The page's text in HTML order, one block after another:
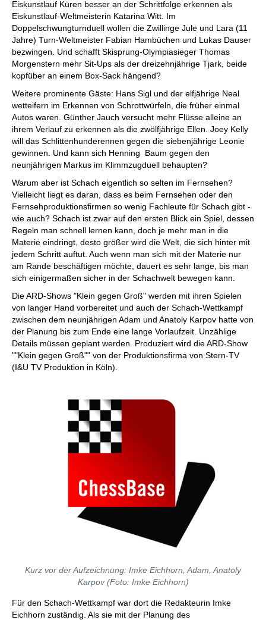
Eiskunstlauf Küren besser an der Schrittfolge erkennen als
Eiskunstlauf-Weltmeisterin Katarina Witt. Im
Doppelschwungturnduell wollen die Zwillinge Jule und Lara (11
Jahre) Turn-Weltmeister Fabian Hambüchen und Lukas Dauser
bezwingen. Und schafft Skisprung-Olympiasieger Thomas
Morgenstern mehr Sit-Ups als der dreizehnjährige Tjark, beide
kopfüber an einem Box-Sack hängend?
Weitere prominente Gäste: Hans Sigl und der elfjährige Neal
wetteifern im Erkennen von Schrottwürfeln, die früher einmal
Autos waren. Günther Jauch versucht mehr Flüsse alleine an
ihrem Verlauf zu erkennen als die zwölfjährige Ellen. Joey Kelly
will das Schlittenhunderennen gegen die siebenjährige Leonie
gewinnen. Und kann sich Henning Baum gegen den
neunjährigen Markus im Klimmzugduell behaupten?
Warum aber ist Schach eigentlich so selten im Fernsehen?
Vielleicht liegt es daran, dass es beim Fernsehen oder den
Fernsehproduktionsfirmen so wenig Fachleute für Schach gibt -
wie auch? Schach ist zwar auf den ersten Blick ein Spiel, dessen
Regeln man schnell lernen kann, doch je mehr man in die
Materie eindringt, desto größer wird die Welt, die sich hinter mit
jedem Schritt auftut. Auch wenn man sich mit der Materie nur
am Rande beschäftigen möchte, dauert es sehr lange, bis man
sich einigermaßen sicher in der Schachwelt bewegen kann.
Die ARD-Shows "Klein gegen Groß" werden mit ihren Spielen
von langer Hand vorbereitet und auch der Schach-Wettkampf
zwischen dem neunjährigen Adam und Anatoly Karpov hatte von
der Planung bis zum Ende eine lange Vorlaufzeit. Unzählige
Details müssen geplant werden. Produziert wird die ARD-Show
""Klein gegen Groß"" von der Produktionsfirma von Stern-TV
(I&U TV Produktion in Köln).
Kurz vor der Aufzeichnung: Imke Eichhorn, Adam, Anatoly
Karpov (Foto: Imke Eichhorn)
Für den Schach-Wettkampf war dort die Redakteurin Imke
Eichhorn zuständig. Als sie mit der Planung des